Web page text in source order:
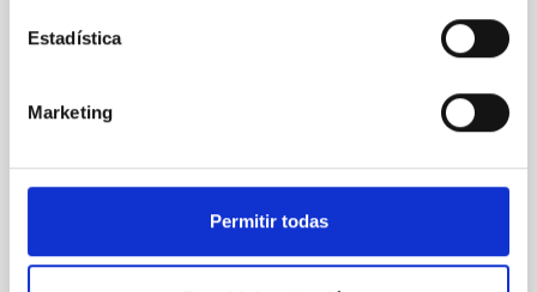
Estadística
Marketing
Permitir todas
superado las pruebas de concepto preliminares y
ensayos clínicos. El prototipo ha sido desarrollado por
el programa de Tecnología Médica integrado en
empresarial del Instituto de Astrofísica de Canarias
(IAC), que cuenta con el apoyo económico (Programa
de Capacitación) y de infraestructuras (edificio
Fecha de publicación 14/11/2020